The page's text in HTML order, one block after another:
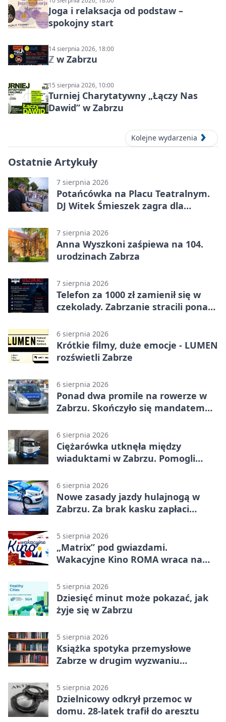
Joga i relaksacja od podstaw –
spokojny start
14 sierpnia 2026, 18:00
ℤ w Zabrzu
15 sierpnia 2026, 10:00
Turniej Charytatywny „Łączy Nas
Dawid” w Zabrzu
Kolejne wydarzenia
Ostatnie Artykuły
7 sierpnia 2026
Potańcówka na Placu Teatralnym.
DJ Witek Śmieszek zagra dla
7 sierpnia 2026
Anna Wyszkoni zaśpiewa na 104.
urodzinach Zabrza
7 sierpnia 2026
Telefon za 1000 zł zamienił się w
czekolady. Zabrzanie stracili ponad
6 sierpnia 2026
Krótkie filmy, duże emocje - LUMEN
rozświetli Zabrze
6 sierpnia 2026
Ponad dwa promile na rowerze w
Zabrzu. Skończyło się mandatem
6 sierpnia 2026
Ciężarówka utknęła między
wiaduktami w Zabrzu. Pomogli
6 sierpnia 2026
Nowe zasady jazdy hulajnogą w
Zabrzu. Za brak kasku zapłaci
5 sierpnia 2026
„Matrix” pod gwiazdami.
Wakacyjne Kino ROMA wraca na
5 sierpnia 2026
Dziesięć minut może pokazać, jak
żyje się w Zabrzu
5 sierpnia 2026
Książka spotyka przemysłowe
Zabrze w drugim wyzwaniu
5 sierpnia 2026
Dzielnicowy odkrył przemoc w
domu. 28-latek trafił do aresztu